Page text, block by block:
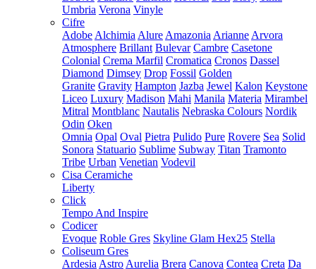
Umbria Verona Vinyle
Cifre
Adobe Alchimia Alure Amazonia Arianne Arvora
Atmosphere Brillant Bulevar Cambre Casetone
Colonial Crema Marfil Cromatica Cronos Dassel
Diamond Dimsey Drop Fossil Golden
Granite Gravity Hampton Jazba Jewel Kalon Keystone
Liceo Luxury Madison Mahi Manila Materia Mirambel
Mitral Montblanc Nautalis Nebraska Colours Nordik
Odin Oken
Omnia Opal Oval Pietra Pulido Pure Rovere Sea Solid
Sonora Statuario Sublime Subway Titan Tramonto
Tribe Urban Venetian Vodevil
Cisa Ceramiche
Liberty
Click
Tempo And Inspire
Codicer
Evoque Roble Gres Skyline Glam Hex25 Stella
Coliseum Gres
Ardesia Astro Aurelia Brera Canova Contea Creta Da